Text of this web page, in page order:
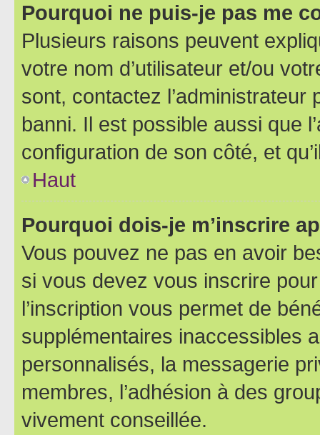
Pourquoi ne puis-je pas me
Plusieurs raisons peuvent
votre nom d’utilisateur et/ou
sont, contactez l’administrateur
banni. Il est possible aussi que
configuration de son côté, et
Haut
Pourquoi dois-je m’inscrire
Vous pouvez ne pas en avoir
si vous devez vous inscrire
l’inscription vous permet de
supplémentaires inaccessibles
personnalisés, la messagerie
membres, l’adhésion à des
vivement conseillée.